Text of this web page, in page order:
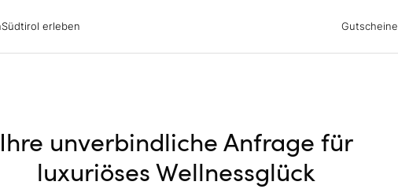
Südtirol erleben Gutscheine
Ihre unverbindliche Anfrage für
luxuriöses Wellnessglück